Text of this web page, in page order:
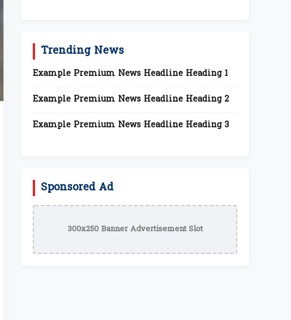
Trending News
Example Premium News Headline Heading 1
Example Premium News Headline Heading 2
Example Premium News Headline Heading 3
Sponsored Ad
300x250 Banner Advertisement Slot